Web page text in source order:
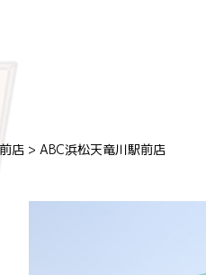
店 > ABC浜松天竜川駅前店